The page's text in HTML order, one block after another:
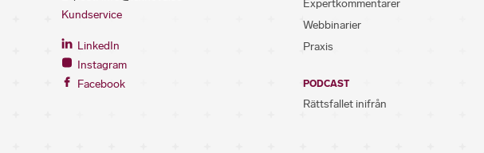
Kundservice
LinkedIn
Instagram
Facebook
Expertkommentarer
Webbinarier
Praxis
PODCAST
Rättsfallet inifrån